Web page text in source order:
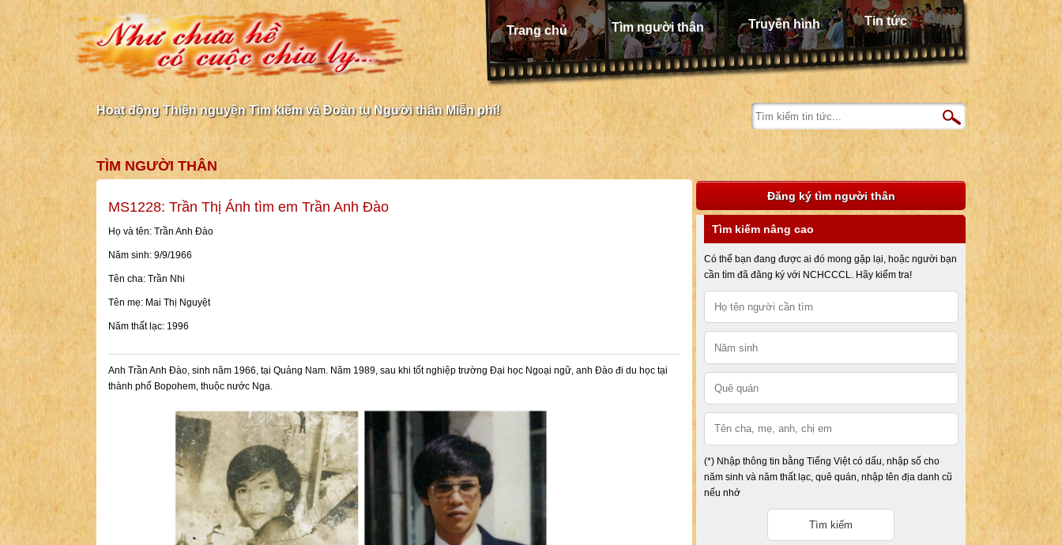
Trang chủ Tìm người thân Truyền hình Tin tức
Hoạt động Thiện nguyện Tìm kiếm và Đoàn tụ Người thân Miễn phí!
TÌM NGƯỜI THÂN
MS1228: Trần Thị Ánh tìm em Trần Anh Đào
Họ và tên: Trần Anh Đào
Năm sinh: 9/9/1966
Tên cha: Trần Nhi
Tên mẹ: Mai Thị Nguyệt
Năm thất lạc: 1996
Anh Trần Anh Đào, sinh năm 1966, tại Quảng Nam. Năm 1989, sau khi tốt nghiệp trường Đại học Ngoại ngữ, anh Đào đi du học tại
thành phố Bopohem, thuộc nước Nga.
Đăng ký tìm người thân
Tìm kiếm nâng cao
Có thể bạn đang được ai đó mong gặp lại, hoặc người bạn
cần tìm đã đăng ký với NCHCCCL. Hãy kiểm tra!
(*) Nhập thông tin bằng Tiếng Việt có dấu, nhập số cho
năm sinh và năm thất lạc, quê quán, nhập tên địa danh cũ
nếu nhớ